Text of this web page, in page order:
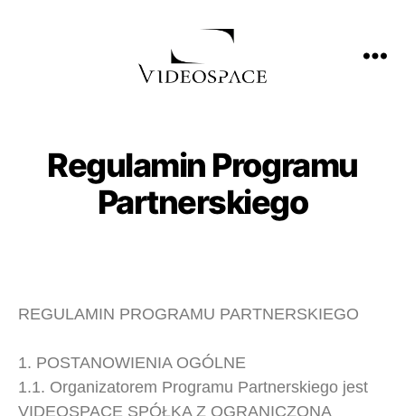
Regulamin Programu
Partnerskiego
REGULAMIN PROGRAMU PARTNERSKIEGO
1. POSTANOWIENIA OGÓLNE
1.1. Organizatorem Programu Partnerskiego jest
VIDEOSPACE SPÓŁKA Z OGRANICZONĄ